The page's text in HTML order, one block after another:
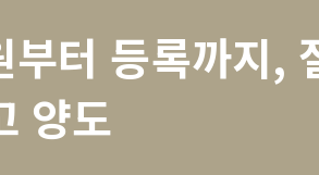
터 등록까지,
양도